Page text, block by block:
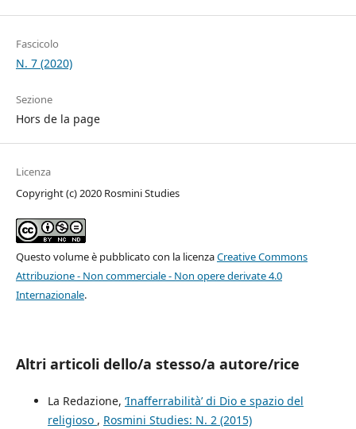
Fascicolo
N. 7 (2020)
Sezione
Hors de la page
Licenza
Copyright (c) 2020 Rosmini Studies
Questo volume è pubblicato con la licenzaCreative Commons
Attribuzione - Non commerciale - Non opere derivate 4.0
Internazionale.
Altri articoli dello/a stesso/a autore/rice
La Redazione, ‘Inafferrabilità’ di Dio e spazio del
religioso , Rosmini Studies: N. 2 (2015)